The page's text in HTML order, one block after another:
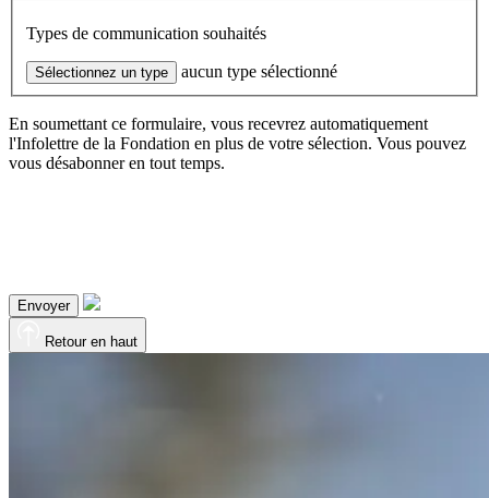
Types de communication souhaités
Sélectionnez un type aucun type sélectionné
En soumettant ce formulaire, vous recevrez automatiquement
l'Infolettre de la Fondation en plus de votre sélection. Vous pouvez
vous désabonner en tout temps.
Envoyer
Retour en haut